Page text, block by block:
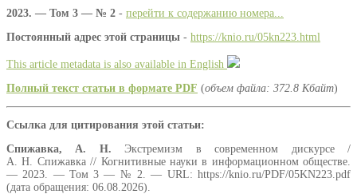
2023. — Том 3 — № 2 - перейти к содержанию номера...
Постоянный адрес этой страницы - https://knio.ru/05kn223.html
This article metadata is also available in English
Полный текст статьи в формате PDF (объем файла: 372.8 Кбайт)
Ссылка для цитирования этой статьи:
Спижавка, А. Н. Экстремизм в современном дискурсе /
А. Н. Спижавка // Когнитивные науки в информационном обществе.
— 2023. — Том 3 — № 2. — URL: https://knio.ru/PDF/05KN223.pdf
(дата обращения: 06.08.2026).